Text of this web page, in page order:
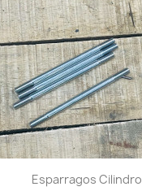
Esparragos Cilindro